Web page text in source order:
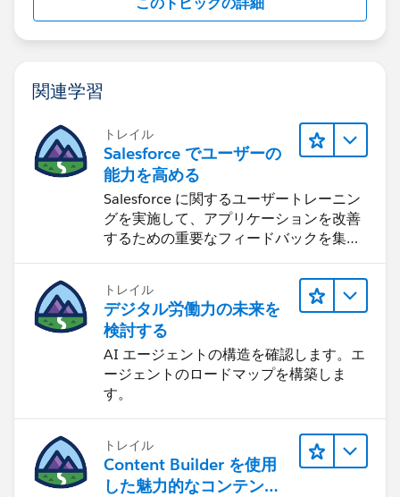
関連学習
トレイル
Salesforce でユーザーの
能力を高める
Salesforce に関するユーザートレーニン
グを実施して、アプリケーションを改善
するための重要なフィードバックを集め
トレイル
デジタル労働力の未来を
検討する
AI エージェントの構造を確認します。エ
ージェントのロードマップを構築しま
す。
トレイル
Content Builder を使用
した魅力的なコンテンツ